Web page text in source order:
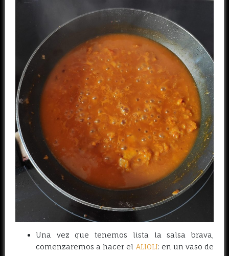
Una vez que tenemos lista la salsa brava,
comenzaremos a hacer el ALIOLI: en un vaso de